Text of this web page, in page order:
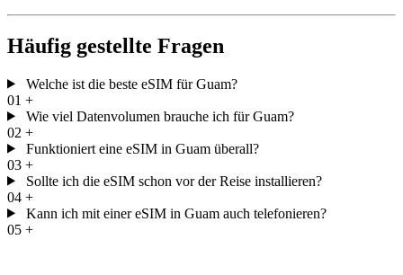
Häufig gestellte Fragen
Welche ist die beste eSIM für Guam?
01 +
Wie viel Datenvolumen brauche ich für Guam?
02 +
Funktioniert eine eSIM in Guam überall?
03 +
Sollte ich die eSIM schon vor der Reise installieren?
04 +
Kann ich mit einer eSIM in Guam auch telefonieren?
05 +